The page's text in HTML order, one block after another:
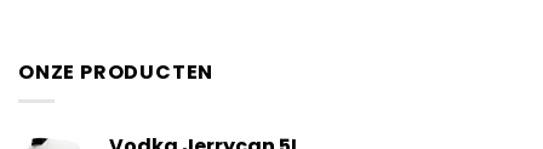
ONZE PRODUCTEN